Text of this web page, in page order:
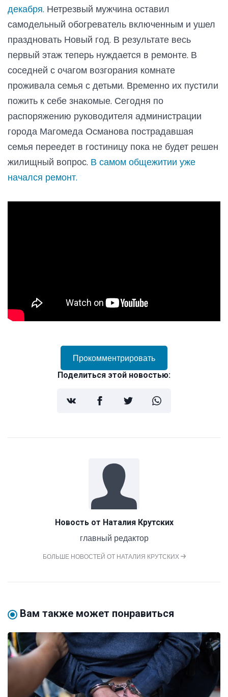
декабря. Нетрезвый мужчина оставил
самодельный обогреватель включенным и ушел
праздновать Новый год. В результате весь
первый этаж теперь нуждается в ремонте. В
соседней с очагом возгорания комнате
проживала семья с детьми. Временно их пустили
пожить к себе знакомые. Сегодня по
распоряжению руководителя администрации
города Магомеда Османова пострадавшая
семья переедет в гостиницу пока не будет решен
жилищный вопрос. В самом общежитии уже
начался ремонт.
Прокомментрировать
Поделиться этой новостью:
Новость от Наталия Крутских
главный редактор
БОЛЬШЕ НОВОСТЕЙ ОТ НАТАЛИЯ КРУТСКИХ
Вам также может понравиться